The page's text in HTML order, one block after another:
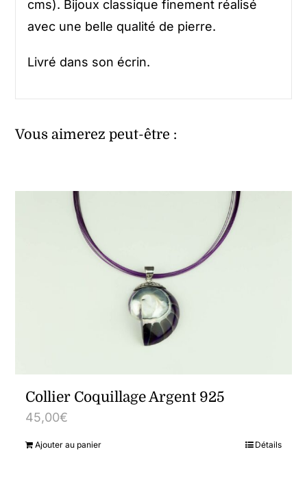
cms). Bijoux classique finement réalisé
avec une belle qualité de pierre.
Livré dans son écrin.
Vous aimerez peut-être :
Collier Coquillage Argent 925
45,00€
Ajouter au panier Détails